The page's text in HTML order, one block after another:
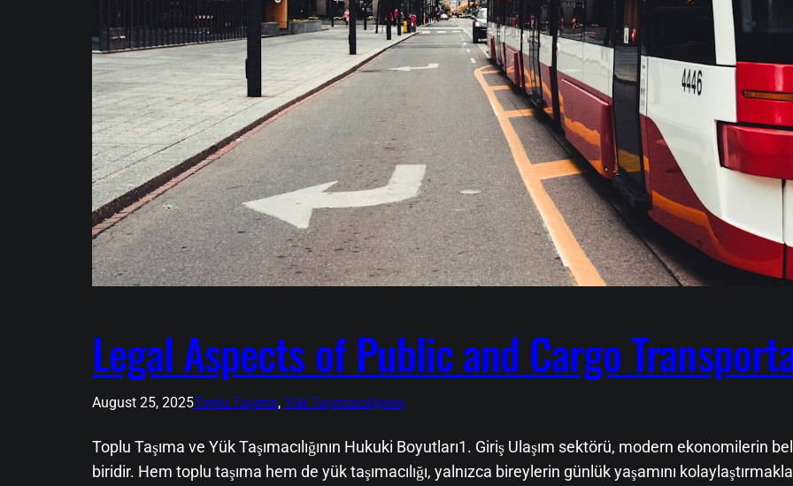
Legal Aspects of Public and Cargo
August 25, 2025Toplu Taşıma, Yük Taşımacılığının
Toplu Taşıma ve Yük Taşımacılığının Hukuki Boyutları1. Giriş Ulaşım sektörü, modern ekonomilerin
biridir. Hem toplu taşıma hem de yük taşımacılığı, yalnızca bireylerin günlük yaşamını